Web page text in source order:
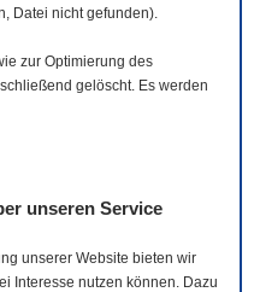
Datei nicht gefunden).
zur Optimierung des
gelöscht. Es werden
unseren Service
unserer Website bieten wir
Interesse nutzen können. Dazu